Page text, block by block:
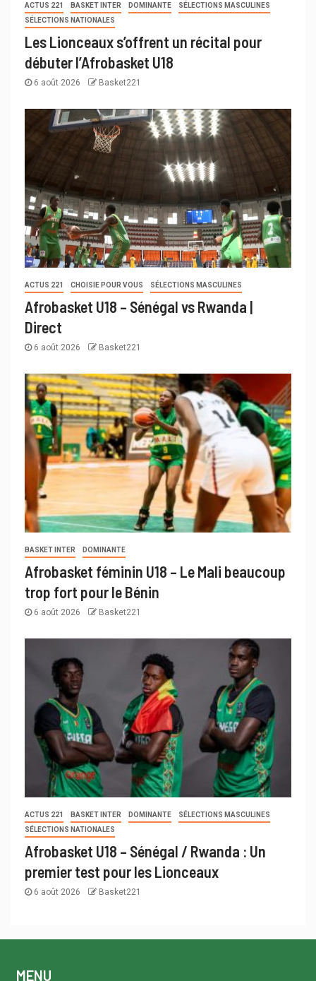
ACTUS 221 BASKET INTER DOMINANTE
SÉLECTIONS MASCULINES
SÉLECTIONS NATIONALES
Les Lionceaux s’offrent un récital pour
débuter l’Afrobasket U18
6 août 2026 Basket221
ACTUS 221 CHOISIE POUR VOUS SÉLECTIONS MASCULINES
Afrobasket U18 – Sénégal vs Rwanda |
Direct
6 août 2026 Basket221
BASKET INTER DOMINANTE
Afrobasket féminin U18 – Le Mali beaucoup
trop fort pour le Bénin
6 août 2026 Basket221
ACTUS 221 BASKET INTER DOMINANTE
SÉLECTIONS MASCULINES
SÉLECTIONS NATIONALES
Afrobasket U18 – Sénégal / Rwanda : Un
premier test pour les Lionceaux
6 août 2026 Basket221
MENU